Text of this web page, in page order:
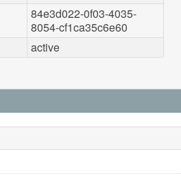
84e3d022-0f03-4035-
8054-cf1ca35c6e60
active